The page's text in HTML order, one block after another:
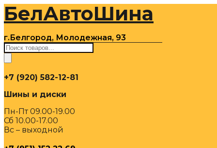
Перейти
содержимому
БелАвтоШина
г.Белгород, Молодежная, 93
Поиск
товаров
+7 (920) 582-12-81
Шины и диски
Пн-Пт 09.00-19.00
Сб 10.00-17.00
Вс – выходной